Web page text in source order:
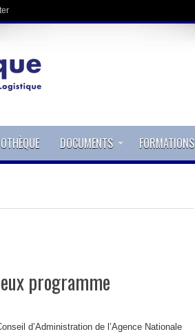
DOCUMENTS FORMATIONS
programme
d’Administration de l’Agence Nationale